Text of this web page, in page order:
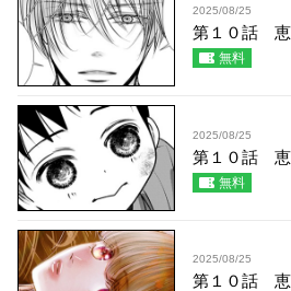
2025/08/25
第１０話 恵
無料
2025/08/25
第１０話 恵
無料
2025/08/25
第１０話 恵